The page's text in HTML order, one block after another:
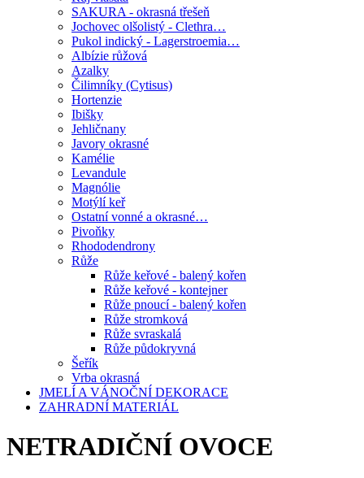
SAKURA - okrasná třešeň
Jochovec olšolistý - Clethra…
Pukol indický - Lagerstroemia…
Albízie růžová
Azalky
Čilimníky (Cytisus)
Hortenzie
Ibišky
Jehličnany
Javory okrasné
Kamélie
Levandule
Magnólie
Motýlí keř
Ostatní vonné a okrasné…
Pivoňky
Rhododendrony
Růže
Růže keřové - balený kořen
Růže keřové - kontejner
Růže pnoucí - balený kořen
Růže stromková
Růže svraskalá
Růže půdokryvná
Šeřík
Vrba okrasná
JMELÍ A VÁNOČNÍ DEKORACE
ZAHRADNÍ MATERIÁL
NETRADIČNÍ OVOCE